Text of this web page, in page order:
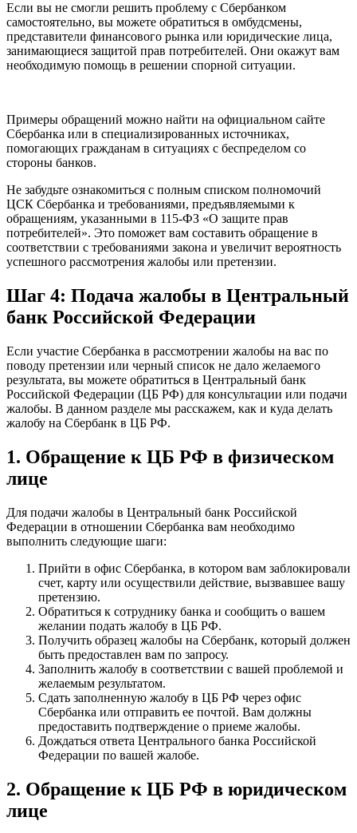
Если вы не смогли решить проблему с Сбербанком
самостоятельно, вы можете обратиться в омбудсмены,
представители финансового рынка или юридические лица,
занимающиеся защитой прав потребителей. Они окажут вам
необходимую помощь в решении спорной ситуации.
Примеры обращений можно найти на официальном сайте
Сбербанка или в специализированных источниках,
помогающих гражданам в ситуациях с беспределом со
стороны банков.
Не забудьте ознакомиться с полным списком полномочий
ЦСК Сбербанка и требованиями, предъявляемыми к
обращениям, указанными в 115-ФЗ «О защите прав
потребителей». Это поможет вам составить обращение в
соответствии с требованиями закона и увеличит вероятность
успешного рассмотрения жалобы или претензии.
Шаг 4: Подача жалобы в Центральный
банк Российской Федерации
Если участие Сбербанка в рассмотрении жалобы на вас по
поводу претензии или черный список не дало желаемого
результата, вы можете обратиться в Центральный банк
Российской Федерации (ЦБ РФ) для консультации или подачи
жалобы. В данном разделе мы расскажем, как и куда делать
жалобу на Сбербанк в ЦБ РФ.
1. Обращение к ЦБ РФ в физическом
лице
Для подачи жалобы в Центральный банк Российской
Федерации в отношении Сбербанка вам необходимо
выполнить следующие шаги:
Прийти в офис Сбербанка, в котором вам заблокировали
счет, карту или осуществили действие, вызвавшее вашу
претензию.
Обратиться к сотруднику банка и сообщить о вашем
желании подать жалобу в ЦБ РФ.
Получить образец жалобы на Сбербанк, который должен
быть предоставлен вам по запросу.
Заполнить жалобу в соответствии с вашей проблемой и
желаемым результатом.
Сдать заполненную жалобу в ЦБ РФ через офис
Сбербанка или отправить ее почтой. Вам должны
предоставить подтверждение о приеме жалобы.
Дождаться ответа Центрального банка Российской
Федерации по вашей жалобе.
2. Обращение к ЦБ РФ в юридическом
лице